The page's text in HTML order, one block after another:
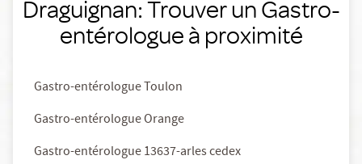
Draguignan: Trouver un Gastro-
entérologue à proximité
Gastro-entérologue Toulon
Gastro-entérologue Orange
Gastro-entérologue 13637-arles cedex